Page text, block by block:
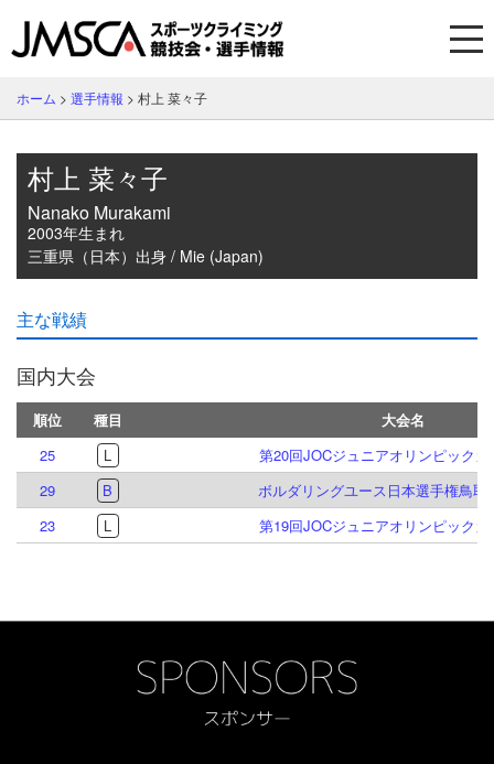
ホーム > 選手情報 > 村上 菜々子
村上 菜々子
Nanako Murakami
2003年生まれ
三重県（日本）出身 / Mie (Japan)
主な戦績
国内大会
順位 種目
大会名
25
L
第20回JOCジュニアオリンピックカ
29
B
ボルダリングユース日本選手権鳥取
23
L 第19回JOCジュニアオリンピックカ